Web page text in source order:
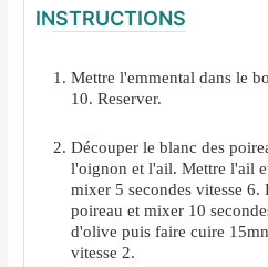
INSTRUCTIONS
Mettre l'emmental dans le
10. Reserver.
Découper le blanc des
l'oignon et l'ail. Mettre l'ail
mixer 5 secondes vitesse
poireau et mixer 10
d'olive puis faire cuire
vitesse 2.